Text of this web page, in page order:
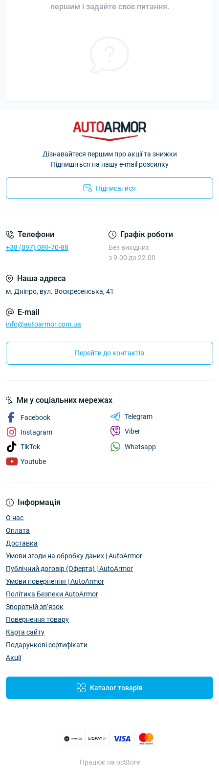
першим і задайте своє питання.
Дізнавайтеся першим про акції та знижки
Підпишіться на нашу e-mail розсилку
Підписатися
Телефони
+38 (097) 089-70-88
Графік роботи
Без вихідних
з 9.00 до 22.00
Наша адреса
м. Дніпро, вул. Воскресенська, 41
E-mail
info@autoarmor.com.ua
Перейти до контактів
Інформація
О нас
Оплата
Доставка
Умови згоди на обробку даних | AutoArmor
Публічний договір (Оферта) | AutoArmor
Умови повернення | AutoArmor
Політика Безпеки AutoArmor
Зворотній зв’язок
Повернення товару
Карта сайту
Подарункові сертифікати
Акції
Каталог товарів
Ми у соціальних мережах
Facebook
Instagram
TikTok
Youtube
Telegram
Viber
Whatsapp
Працює на ocStore